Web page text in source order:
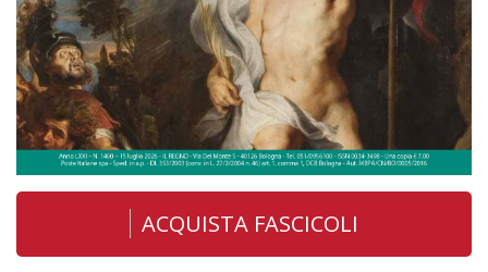
ACQUISTA FASCICOLI